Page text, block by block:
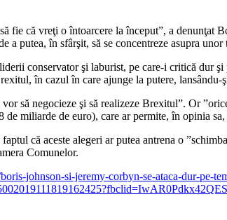
fie că vreţi o întoarcere la început”, a
a putea, în sfârşit, să se concentreze asupra
conservator şi laburist, pe care-i critică dur
în cazul în care ajunge la putere,
să negocieze şi să realizeze Brexitul”. Or
de miliarde de euro), care ar permite, în opinia
că aceste alegeri ar putea antrena o
Comunelor.
johnson-si-jeremy-corbyn-se-ataca-dur-pe-